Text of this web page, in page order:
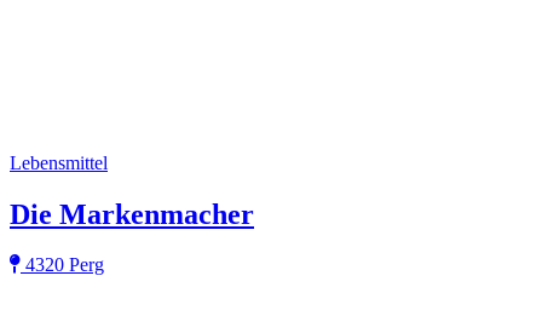
Lebensmittel
Die Markenmacher
4320 Perg